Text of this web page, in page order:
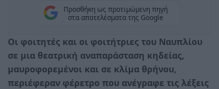
Προσθήκη ως προτιμώμενη πηγή
στα αποτελέσματα της Google
Οι φοιτητές και οι φοιτήτριες του Ναυπλίου
σε μια θεατρική αναπαράσταση κηδείας,
μαυροφορεμένοι και σε κλίμα θρήνου,
περιέφεραν φέρετρο που ανέγραφε τις λέξεις